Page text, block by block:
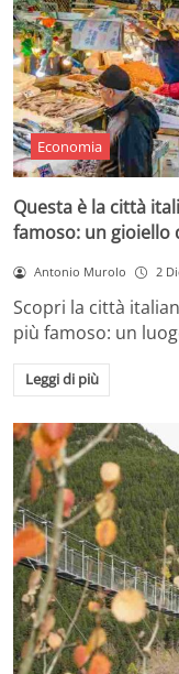
Economia
Questa è la città
famoso: un gioiello
Antonio Murolo 2
Scopri la città
più famoso: un
Leggi di più